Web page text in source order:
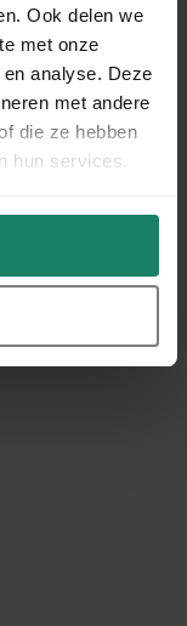
Ook delen we
met onze
analyse. Deze
met andere
die ze hebben
hun services.